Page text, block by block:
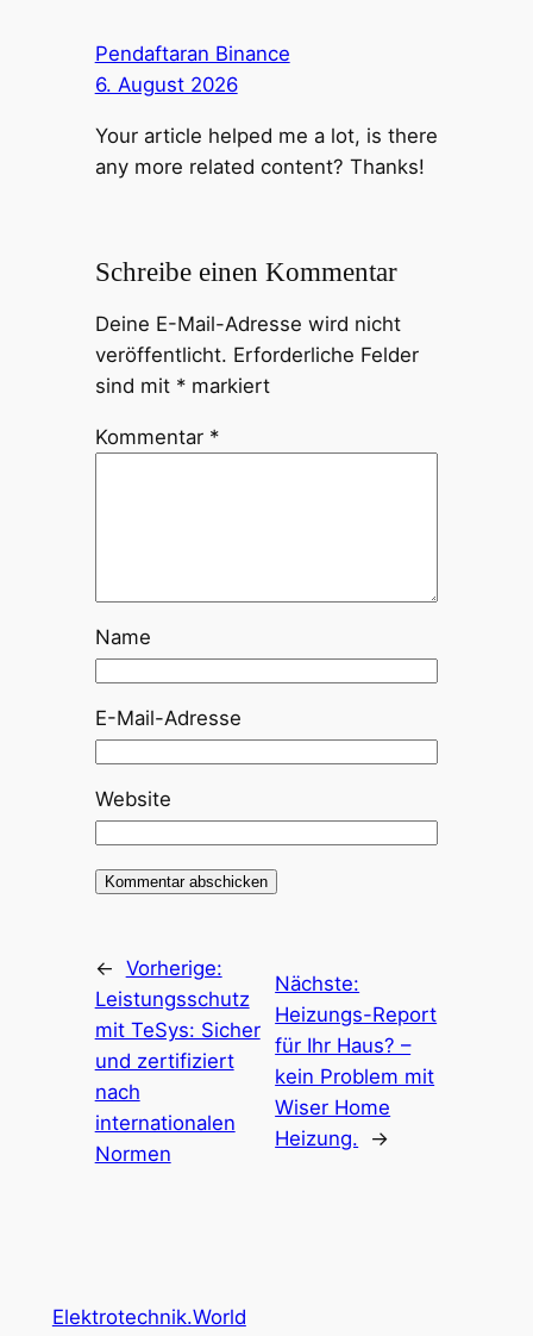
Pendaftaran Binance
6. August 2026
Your article helped me a lot, is there
any more related content? Thanks!
Schreibe einen Kommentar
Deine E-Mail-Adresse wird nicht
veröffentlicht. Erforderliche Felder
sind mit *markiert
Kommentar *
Name
E-Mail-Adresse
Website
← Vorherige:
Leistungsschutz
mit TeSys: Sicher
und zertifiziert
nach
internationalen
Normen
Nächste:
Heizungs-Report
für Ihr Haus? –
kein Problem mit
Wiser Home
Heizung.
→
Elektrotechnik.World